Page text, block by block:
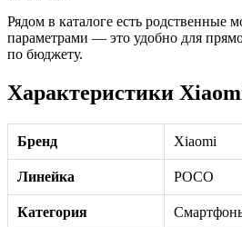
Рядом в каталоге есть родственные
параметрами — это удобно для
по бюджету.
Характеристики
Бренд Xiaomi
Линейка POCO
Категория